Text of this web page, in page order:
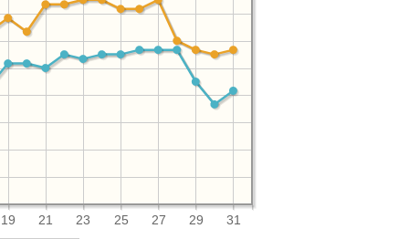
19 21 23 25 27 29 31